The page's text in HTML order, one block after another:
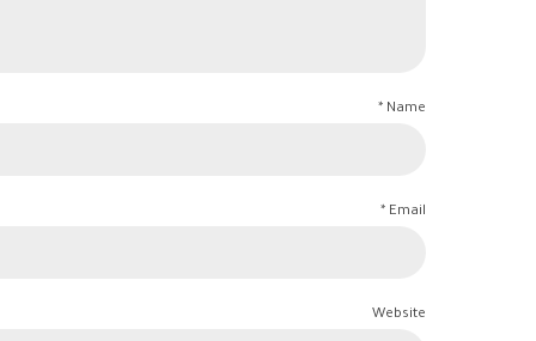
Name *
Email *
Website